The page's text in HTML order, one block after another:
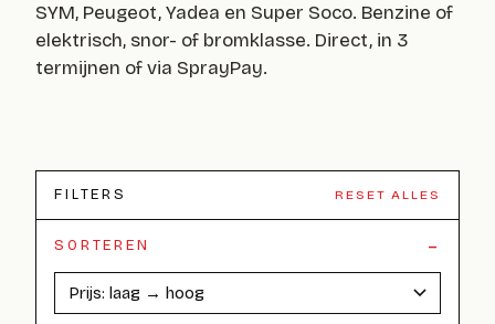
SYM, Peugeot, Yadea en Super Soco. Benzine of
elektrisch, snor- of bromklasse. Direct, in 3
termijnen of via SprayPay.
FILTERS RESET ALLES
SORTEREN